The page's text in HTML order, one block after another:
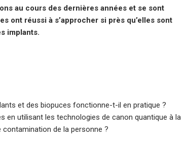
au cours des dernières années et se sont
ont réussi à s’approcher si près qu’elles sont
implants.
et des biopuces fonctionne-t-il en pratique ?
en utilisant les technologies de canon quantique à la
contamination de la personne ?